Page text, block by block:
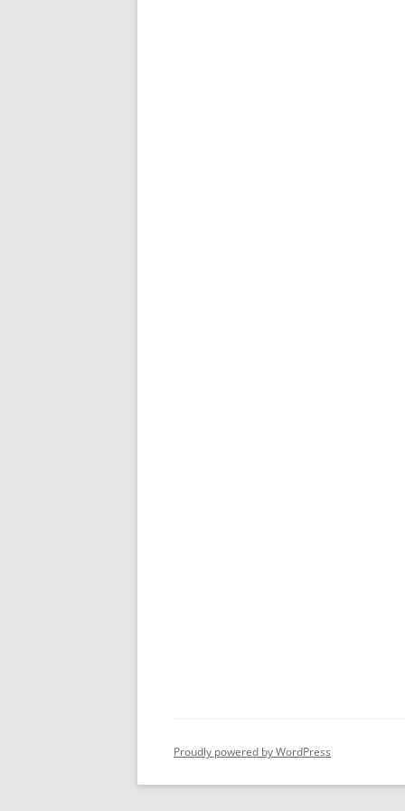
Proudly powered by WordPress